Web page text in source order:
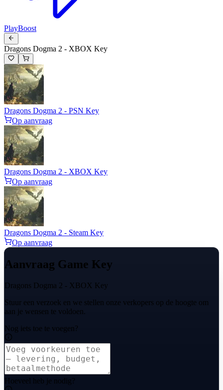
PlayBoost
Dragons Dogma 2 - XBOX Key
Dragons Dogma 2 - PSN Key
Op aanvraag
Dragons Dogma 2 - XBOX Key
Op aanvraag
Dragons Dogma 2 - Steam Key
Op aanvraag
Aanvraag Game Key
Dragons Dogma 2 - XBOX Key
Stuur een verzoek en we stellen onze verkopers op de hoogte om
aan je wensen te voldoen.
Nog iets toe te voegen?
Hoeveel heb je nodig?